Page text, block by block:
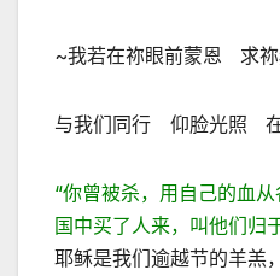
~我若在祢眼前蒙恩 求
与我们同行 仰脸光照
“你曾被杀，用自己的血
国中买了人来，叫他们归
耶稣是我们逾越节的羊羔